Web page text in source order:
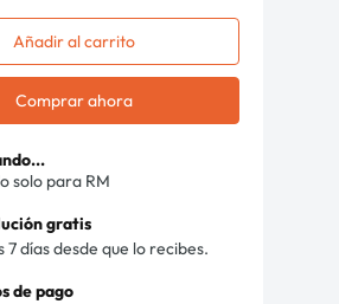
Añadir al carrito
Comprar ahora
solo para RM
gratis
7 días desde que lo recibes.
de pago